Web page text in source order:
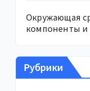
Окружающая
компоненты и
Рубрики